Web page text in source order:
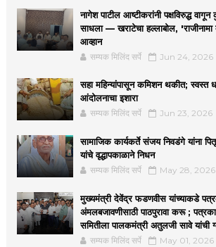
नागेश पाटील आष्टीकरांनी पक्षविरुद्ध
साधला — खराटेचा हल्लाबोल,
आव्हान
सम्यक मिलिंद सर्पे Jun 24, 2026
सहा महिन्यांपासून कमिशन थकीत; स्वस्त
आंदोलनाचा इशारा
सम्यक मिलिंद सर्पे Jun 23, 2026
सामाजिक कार्यकर्ते संजय निवडंगे यांना
यांचे वृद्धापकाळाने निधन
सम्यक मिलिंद सर्पे May 28, 2026
मुख्यमंत्री देवेंद्र फडणवीस यांच्याकडे
अंमलबजावणीसाठी पाठपुरावा करू ;
समितीला पालकमंत्री अतुलजी सावे यांची
सम्यक मिलिंद सर्पे May 01, 2026